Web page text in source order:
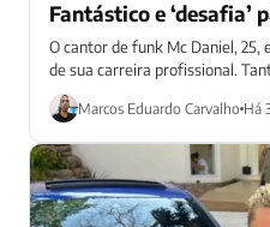
Fantástico e ‘desafia’
O cantor de funk Mc Daniel,
de sua carreira profissional.
Marcos Eduardo Carvalho Há